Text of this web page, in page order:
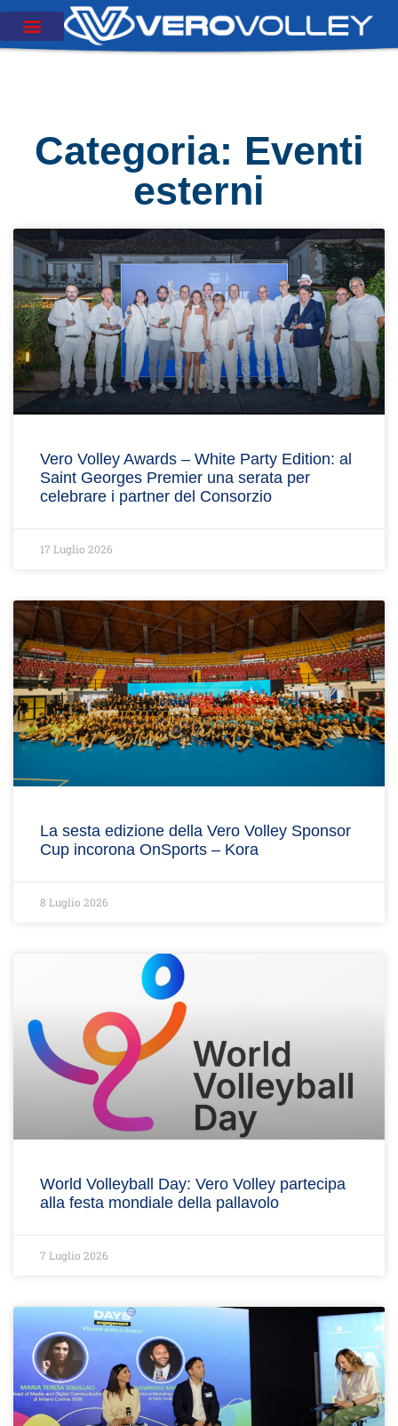
Categoria: Eventi
esterni
Vero Volley Awards – White Party Edition: al
Saint Georges Premier una serata per
celebrare i partner del Consorzio
17 Luglio 2026
La sesta edizione della Vero Volley Sponsor
Cup incorona OnSports – Kora
8 Luglio 2026
World Volleyball Day: Vero Volley partecipa
alla festa mondiale della pallavolo
7 Luglio 2026